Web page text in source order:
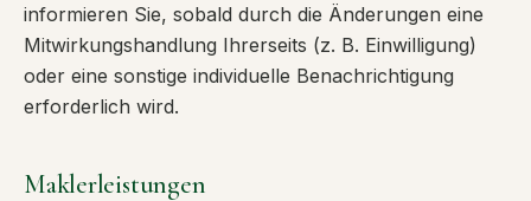
informieren Sie, sobald durch die Änderungen eine
Mitwirkungshandlung Ihrerseits (z. B. Einwilligung)
oder eine sonstige individuelle Benachrichtigung
erforderlich wird.
Maklerleistungen